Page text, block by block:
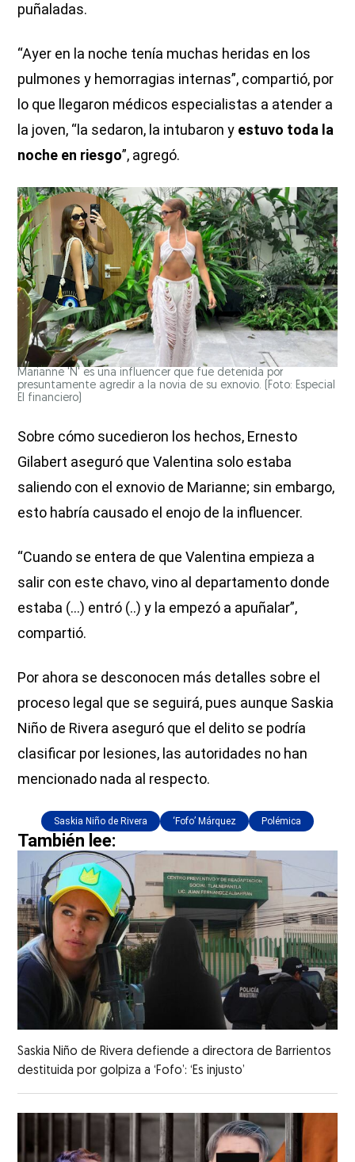
puñaladas.
“Ayer en la noche tenía muchas heridas en los
pulmones y hemorragias internas”, compartió, por
lo que llegaron médicos especialistas a atender a
la joven, “la sedaron, la intubaron y estuvo toda la
noche en riesgo”, agregó.
Marianne 'N' es una influencer que fue detenida por
presuntamente agredir a la novia de su exnovio. (Foto: Especial
El financiero)
Sobre cómo sucedieron los hechos, Ernesto
Gilabert aseguró que Valentina solo estaba
saliendo con el exnovio de Marianne; sin embargo,
esto habría causado el enojo de la influencer.
“Cuando se entera de que Valentina empieza a
salir con este chavo, vino al departamento donde
estaba (...) entró (..) y la empezó a apuñalar”,
compartió.
Por ahora se desconocen más detalles sobre el
proceso legal que se seguirá, pues aunque Saskia
Niño de Rivera aseguró que el delito se podría
clasificar por lesiones, las autoridades no han
mencionado nada al respecto.
Saskia Niño de Rivera ‘Fofo’ Márquez Polémica
También lee:
Saskia Niño de Rivera defiende a directora de Barrientos
destituida por golpiza a ‘Fofo’: ‘Es injusto’